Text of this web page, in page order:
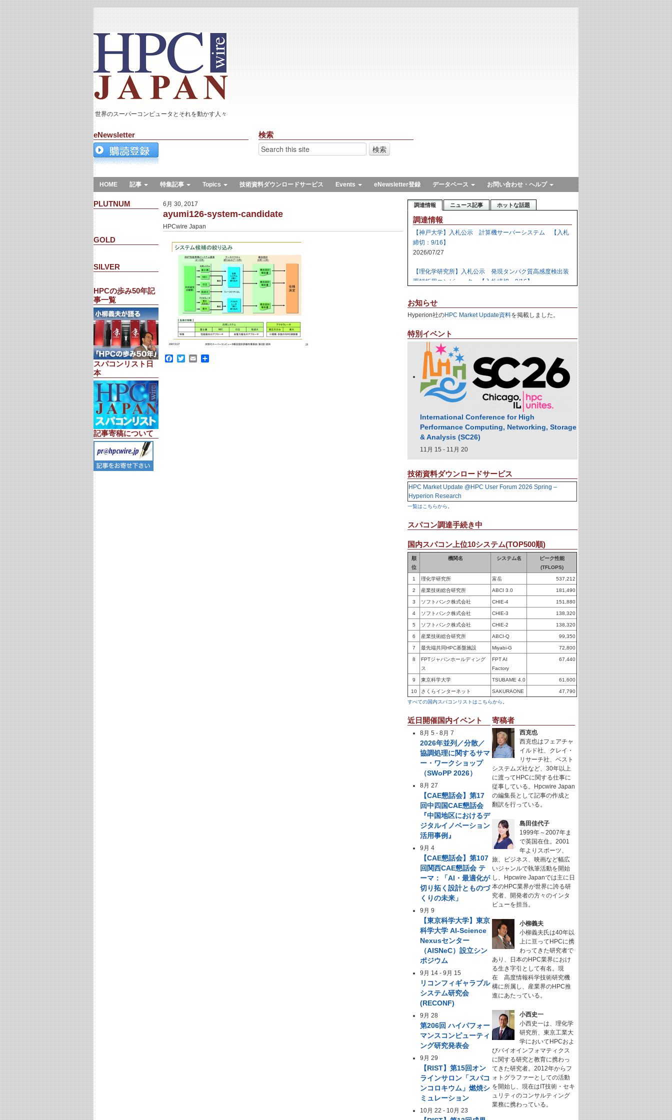
世界のスーパーコンピュータとそれを動かす人々
eNewsletter 検索
HOME 記事 特集記事 Topics 技術資料ダウンロードサービス Events eNewsletter登録 データベース お問い合わせ・ヘルプ
PLUTNUM
GOLD
SILVER
HPCの歩み50年記
事一覧
スパコンリスト日
本
記事寄稿について
6月 30, 2017
ayumi126-system-candidate
HPCwire Japan
Facebook
TwitterEmail
共
調達情報 ニュース記事 ホットな話題
調達情報
【神戸大学】入札公示 計算機サーバーシステム 【入札
締切：9/16】
2026/07/27
【理化学研究所】入札公示 発現タンパク質高感度検出装
置解析用コンピュータ 【入札締切：9/16】
【日本原子力研究開発機構】資料招請 ＧＰＵ計算機シス
2026/07/24
【日本原子力研究開発機構】入札公示 炉心損傷解析用ク
ラスタ計算機の購入 【入札締切：9/29】
2026/07/23
【高知大学】落札公示 人工知能用計算ノード 【株式会
社エレパ】 31,988,000円
お知らせ
Hyperion社のHPC Market Update資料を掲載しました。
特別イベント
International Conference for High
Performance Computing, Networking, Storage
& Analysis (SC26)
11月 15 - 11月 20
技術資料ダウンロードサービス
HPC Market Update @HPC User Forum 2026 Spring –
Hyperion Research
一覧はこちらから
スパコン調達手続き中
国内スパコン上位10システム(TOP500順)
順
位
機関名 システム名
ピーク性能
(TFLOPS)
1 理化学研究所 富岳 537,212
2 産業技術総合研究所 ABCI 3.0 181,490
3 ソフトバンク株式会社 CHIE-4 151,880
4 ソフトバンク株式会社 CHIE-3 138,320
5 ソフトバンク株式会社 CHIE-2 138,320
6 産業技術総合研究所 ABCI-Q 99,350
7 最先端共同HPC基盤施設 Miyabi-G 72,800
8
FPTジャパンホールディング
ス
FPT AI
Factory
67,440
9 東京科学大学 TSUBAME 4.0 61,600
10 さくらインターネット SAKURAONE
47,790
すべての国内スパコンリストはこちらから
近日開催国内イベント
8月 5 -8月 7
2026年並列／分散／
協調処理に関するサマ
ー・ワークショップ
（SWoPP 2026）
8月 27
【CAE懇話会】第17
回中四国CAE懇話会
『中国地区におけるデ
ジタルイノベーション
活用事例』
9月 4
【CAE懇話会】第107
回関西CAE懇話会 テ
ーマ：「AI・最適化が
切り拓く設計とものづ
くりの未来」
9月 9
【東京科学大学】東京
科学大学 AI-Science
Nexusセンター
（AISNeC）設立シン
ポジウム
9月 14 -9月 15
リコンフィギャラブル
システム研究会
(RECONF)
9月 28
第206回 ハイパフォー
マンスコンピューティ
ング研究発表会
9月 29
【RIST】第15回オン
ラインサロン「スパコ
ンコロキウム」燃焼シ
ミュレーション
10月 22 - 10月 23
寄稿者
西克也
西克也はフェアチャ
イルド社、クレイ・
リサーチ社、ベスト
システムズ社など、30年以上
に渡ってHPCに関する仕事に
従事している。Hpcwire Japan
の編集長として記事の作成と
翻訳を行っている。
島田佳代子
1999年～2007年ま
で英国在住。2001
年よりスポーツ、
旅、ビジネス、映画など幅広
いジャンルで執筆活動を開始
し、Hpcwire Japanでは主に日
本のHPC業界が世界に誇る研
究者、開発者の方々のインタ
ビューを担当。
小柳義夫
小柳義夫氏は40年以
上に亘ってHPCに携
わってきた研究者で
あり、日本のHPC業界におけ
る生き字引として有名。現
在 高度情報科学技術研究機
構に所属し、産業界のHPC推
進にあたっている。
小西史一
小西史一は、理化学
研究所、東京工業大
学においてHPCおよ
びバイオインフォマティクス
に関する研究と教育に携わっ
てきた研究者。2012年からフ
ォトグラファーとしての活動
を開始し、現在はIT技術・セキ
ュリティのコンサルティング
業務に携わっている。